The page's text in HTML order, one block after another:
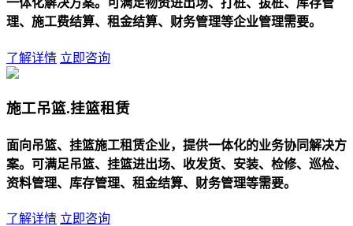
一体化解决方案。可满足物资进出场、打桩、拔桩、库存管
理、施工费结算、租金结算、财务管理等企业管理需要。
了解详情 立即咨询
施工吊篮.挂篮租赁
面向吊篮、挂篮施工租赁企业，提供一体化的业务协同解决方
案。可满足吊篮、挂篮进出场、收发货、安装、检修、巡检、
资料管理、库存管理、租金结算、财务管理等需要。
了解详情 立即咨询